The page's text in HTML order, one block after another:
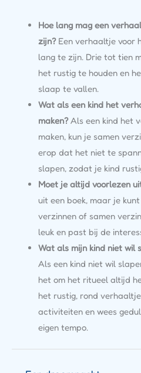
Hoe lang mag een
zijn?Een verhaaltje voor
lang te zijn. Drie tot tien
het rustig te houden en
slaap te vallen.
Wat als een kind het
maken?Als een kind het
maken, kun je samen
erop dat het niet te
slapen, zodat je kind
Moet je altijd voorlezen
uit een boek, maar je
verzinnen of samen
leuk en past bij de
Wat als mijn kind niet wil
Als een kind niet wil
het om het ritueel altijd
het rustig, rond
activiteiten en wees
eigen tempo.